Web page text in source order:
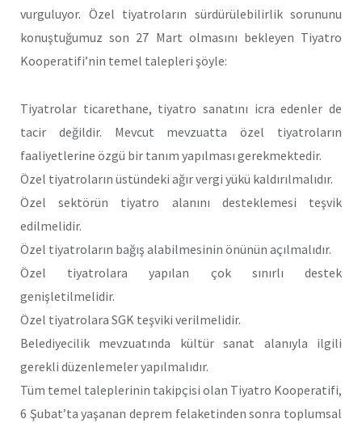
vurguluyor. Özel tiyatroların sürdürülebilirlik sorununu
konuştuğumuz son 27 Mart olmasını bekleyen Tiyatro
Kooperatifi’nin temel talepleri şöyle:
Tiyatrolar ticarethane, tiyatro sanatını icra edenler de
tacir değildir. Mevcut mevzuatta özel tiyatroların
faaliyetlerine özgü bir tanım yapılması gerekmektedir.
Özel tiyatroların üstündeki ağır vergi yükü kaldırılmalıdır.
Özel sektörün tiyatro alanını desteklemesi teşvik
edilmelidir.
Özel tiyatroların bağış alabilmesinin önünün açılmalıdır.
Özel tiyatrolara yapılan çok sınırlı destek
genişletilmelidir.
Özel tiyatrolara SGK teşviki verilmelidir.
Belediyecilik mevzuatında kültür sanat alanıyla ilgili
gerekli düzenlemeler yapılmalıdır.
Tüm temel taleplerinin takipçisi olan Tiyatro Kooperatifi,
6 Şubat’ta yaşanan deprem felaketinden sonra toplumsal